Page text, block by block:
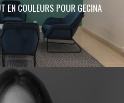
EN COULEURS POUR GECINA